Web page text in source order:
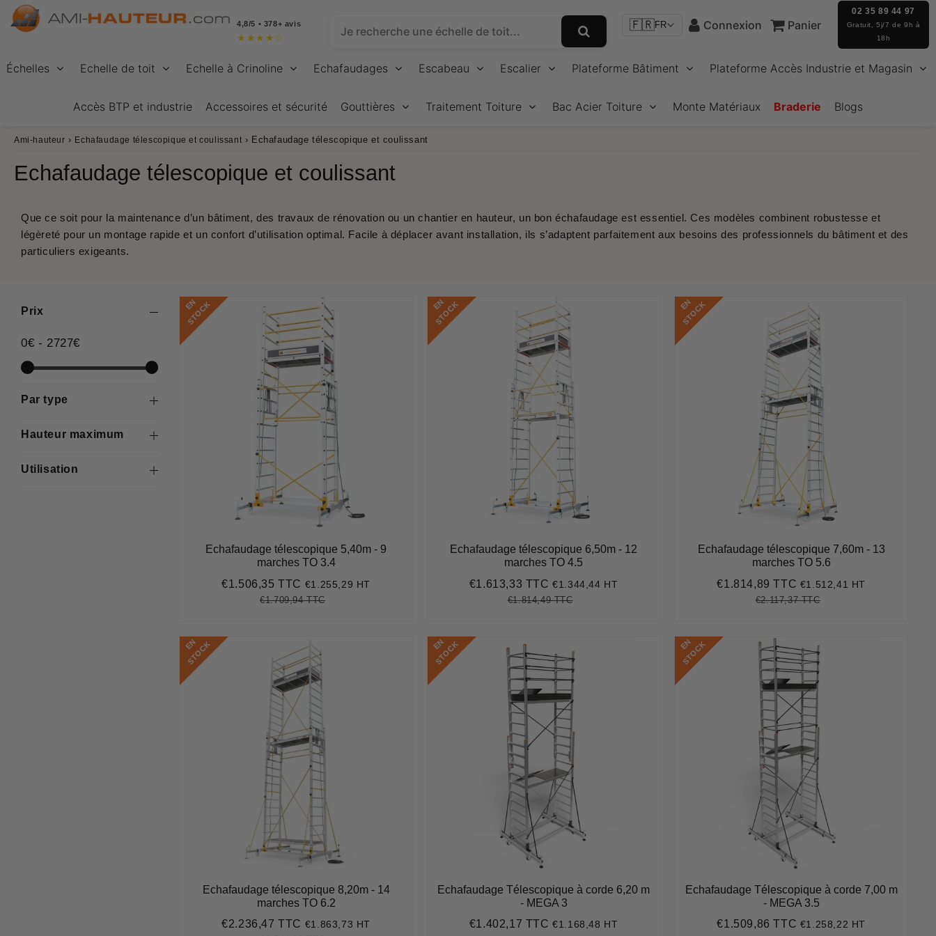
4,8/5 • 378+ avis
★ ★ ★ ★ ☆
🇫🇷FR Connexion Panier
02 35 89 44 97
Gratuit, 5j/7 de 9h à
18h
Échelles Echelle de toit Echelle à Crinoline Echafaudages Escabeau Escalier Plateforme Bâtiment Plateforme Accès Industrie et Magasin
Accès BTP et industrie Accessoires et sécurité Gouttières Traitement Toiture Bac Acier Toiture Monte Matériaux Braderie Blogs
Ami-hauteur › Echafaudage télescopique et coulissant › Echafaudage télescopique et coulissant
Echafaudage télescopique et coulissant
Que ce soit pour la maintenance d’un bâtiment, des travaux de rénovation ou un chantier en hauteur, un bonéchafaudage est essentiel. Ces modèles combinent robustesse et
légèreté pour un montage rapide et un confort d’utilisation optimal. Facile à déplacer avant installation, ils s’adaptent parfaitement aux besoins des professionnels du bâtiment et des
particuliers exigeants.
Prix
0€ - 2727€
Par type
Hauteur maximum
Utilisation
E
N
S
T
O
C
K
Echafaudage télescopique 5,40m - 9
marches TO 3.4
Prix
€1.506,35 TTC €1.506,35
€1.255,29 HT
Prix
€1.709,94 TTC
E
N
S
T
O
C
K
Echafaudage télescopique 6,50m - 12
marches TO 4.5
Prix
€1.613,33 TTC€1.613,33
€1.344,44 HT
Prix
€1.814,49 TTC€1.814,49
E
N
S
T
O
C
K
Echafaudage télescopique 7,60m - 13
marches TO 5.6
Prix
€1.814,89 TTC €1.814,89
€1.512,41 HT
Prix
€2.117,37 TTC€2.117,37
E
N
S
T
O
C
K
Echafaudage télescopique 8,20m - 14
marches TO 6.2
Prix
€2.236,47 TTC €2.236,47
€1.863,73 HT
E
N
S
T
O
C
K
Echafaudage Télescopique à corde 6,20 m
- MEGA 3
Prix
€1.402,17 TTC€1.402,17
€1.168,48 HT
E
N
S
T
O
C
K
Echafaudage Télescopique à corde 7,00 m
- MEGA 3.5
Prix
€1.509,86 TTC €1.509,86
€1.258,22 HT